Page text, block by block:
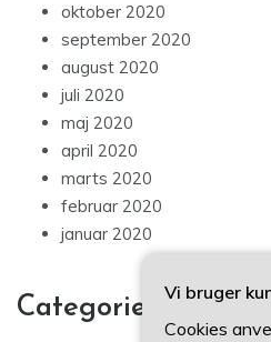
oktober 2020
september 2020
august 2020
juli 2020
maj 2020
april 2020
marts 2020
februar 2020
januar 2020
Categories
Vi bruger
Cookies